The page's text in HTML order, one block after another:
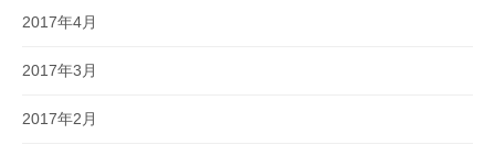
2017年4月
2017年3月
2017年2月